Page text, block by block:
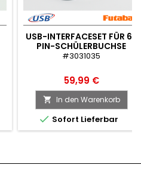
USB-INTERFACESET FÜR 6-
PIN-SCHÜLERBUCHSE
(FUTABA)
#3031035
59,99 €
 In den Warenkorb
 Sofort Lieferbar